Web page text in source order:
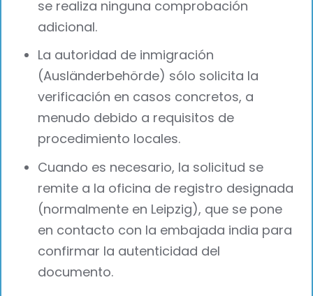
se realiza ninguna comprobación
adicional.
La autoridad de inmigración
(Ausländerbehörde) sólo solicita la
verificación en casos concretos, a
menudo debido a requisitos de
procedimiento locales.
Cuando es necesario, la solicitud se
remite a la oficina de registro designada
(normalmente en Leipzig), que se pone
en contacto con la embajada india para
confirmar la autenticidad del
documento.